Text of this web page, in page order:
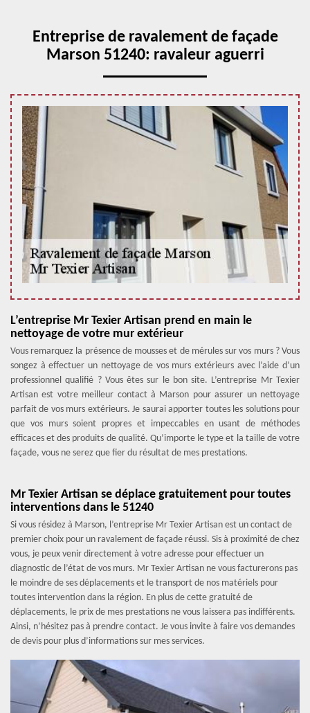
Entreprise de ravalement de façade
Marson 51240: ravaleur aguerri
L’entreprise Mr Texier Artisan prend en main le
nettoyage de votre mur extérieur
Vous remarquez la présence de mousses et de mérules sur vos murs ? Vous
songez à effectuer un nettoyage de vos murs extérieurs avec l’aide d’un
professionnel qualifié ? Vous êtes sur le bon site. L’entreprise Mr Texier
Artisan est votre meilleur contact à Marson pour assurer un nettoyage
parfait de vos murs extérieurs. Je saurai apporter toutes les solutions pour
que vos murs soient propres et impeccables en usant de méthodes
efficaces et des produits de qualité. Qu’importe le type et la taille de votre
façade, vous ne serez que fier du résultat de mes prestations.
Mr Texier Artisan se déplace gratuitement pour toutes
interventions dans le 51240
Si vous résidez à Marson, l’entreprise Mr Texier Artisan est un contact de
premier choix pour un ravalement de façade réussi. Sis à proximité de chez
vous, je peux venir directement à votre adresse pour effectuer un
diagnostic de l’état de vos murs. Mr Texier Artisan ne vous facturerons pas
le moindre de ses déplacements et le transport de nos matériels pour
toutes intervention dans la région. En plus de cette gratuité de
déplacements, le prix de mes prestations ne vous laissera pas indifférents.
Ainsi, n’hésitez pas à prendre contact. Je vous invite à faire vos demandes
de devis pour plus d’informations sur mes services.